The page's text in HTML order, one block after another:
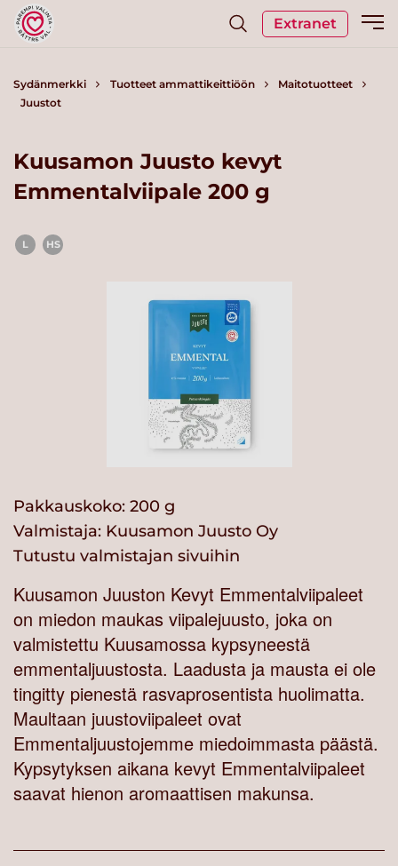
Extranet
Sydänmerkki Tuotteet ammattikeittiöön
Maitotuotteet
Juustot
Kuusamon Juusto kevyt
Emmentalviipale 200 g
L HS
Pakkauskoko: 200 g
Valmistaja: Kuusamon Juusto Oy
Tutustu valmistajan sivuihin
Kuusamon Juuston Kevyt Emmentalviipaleet
on miedon maukas viipalejuusto, joka on
valmistettu Kuusamossa kypsyneestä
emmentaljuustosta. Laadusta ja mausta ei ole
tingitty pienestä rasvaprosentista huolimatta.
Maultaan juustoviipaleet ovat
Emmentaljuustojemme miedoimmasta päästä.
Kypsytyksen aikana kevyt Emmentalviipaleet
saavat hienon aromaattisen makunsa.